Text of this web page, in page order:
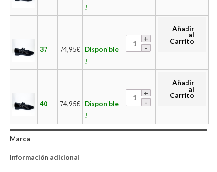
!
37 74,95€ Disponible
!
Añadir
al
Carrito
40 74,95€ Disponible
!
Añadir
al
Carrito
Marca
Información adicional